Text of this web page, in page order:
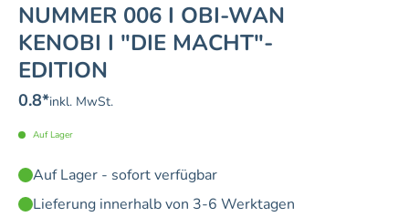
NUMMER 006 I OBI-WAN
KENOBI I "DIE MACHT"-
EDITION
0.8*inkl. MwSt.
Auf Lager
Auf Lager - sofort verfügbar
Lieferung innerhalb von 3-6 Werktagen